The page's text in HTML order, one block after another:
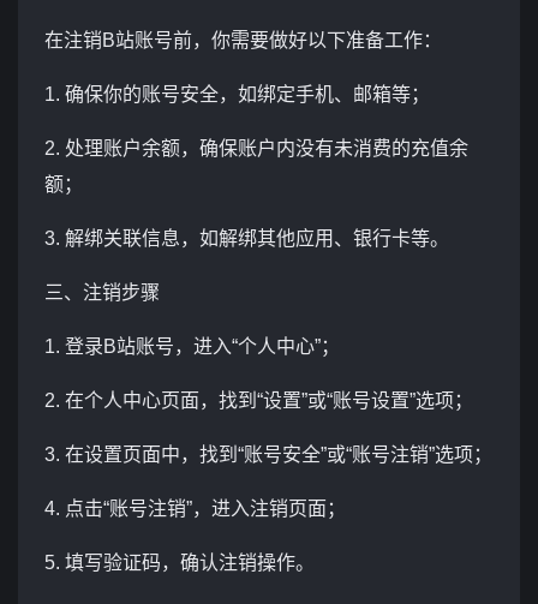
在注销B站账号前，你需要做好以下准备工作：
1. 确保你的账号安全，如绑定手机、邮箱等；
2. 处理账户余额，确保账户内没有未消费的充值余
额；
3. 解绑关联信息，如解绑其他应用、银行卡等。
三、注销步骤
1. 登录B站账号，进入“个人中心”；
2. 在个人中心页面，找到“设置”或“账号设置”选项；
3. 在设置页面中，找到“账号安全”或“账号注销”选项；
4. 点击“账号注销”，进入注销页面；
5. 填写验证码，确认注销操作。